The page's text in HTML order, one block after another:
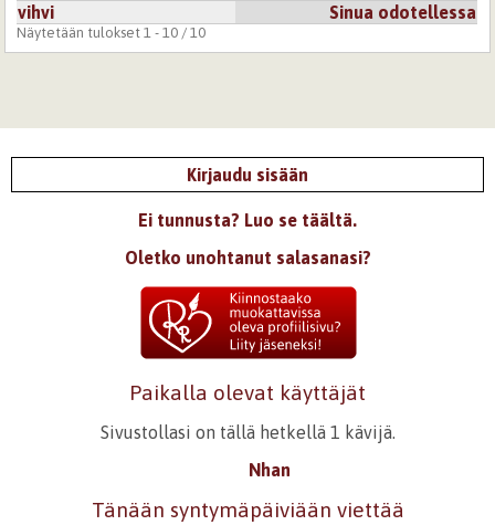
vihvi
Sinua odotellessa
Näytetään tulokset 1 - 10 / 10
Kirjaudu sisään
Ei tunnusta? Luo se täältä.
Oletko unohtanut salasanasi?
Paikalla olevat käyttäjät
Sivustollasi on tällä hetkellä 1 kävijä.
Nhan
Tänään syntymäpäiviään viettää